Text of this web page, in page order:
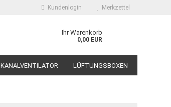
Kundenlogin Merkzettel
Ihr Warenkorb
0,00 EUR
KANALVENTILATOR LÜFTUNGSBOXEN